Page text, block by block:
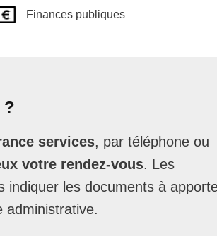
Finances publiques
?
services, par téléphone ou
votre rendez-vous. Les
indiquer les documents à
administrative.